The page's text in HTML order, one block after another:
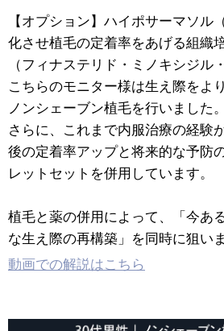
【オプション】ハイポサーマソル
化させ植毛の定着率をあげる組織
（フィナステリド・ミノキシジル
こちらのモニター様は生え際をよ
ノンシェーブン植毛を行いました。
さらに、これまで内服治療の経験
後の定着率アップと将来的な予防
レットセットを併用しています。
植毛と薬の併用によって、「今あ
な生え際の再構築」を同時に狙い
動画での解説はこちら